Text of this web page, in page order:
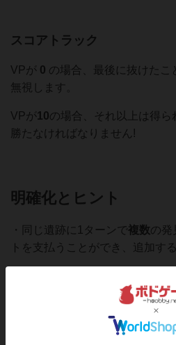
スコアトラック
VPが 0 の場合、最後に抜けたこ
無視します。
VPが10の場合、それ以上は得ら
勝たなければなりません!
明確化とヒント
・同じ遺跡に1ターンで複数の発
トを支払うことができ、追加す
(それぞれ別の遺跡で)。
を変更する効果
イする遺跡は、発見物を